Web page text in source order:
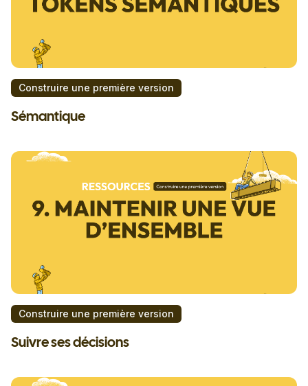
Construire une première version
Sémantique
Construire une première version
Suivre ses décisions